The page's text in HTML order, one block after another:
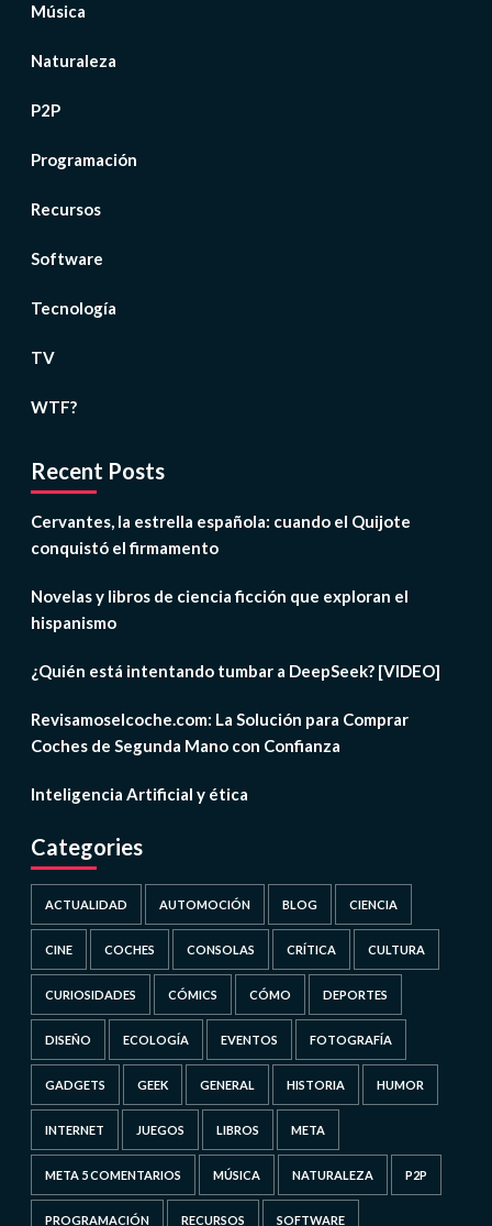
Música
Naturaleza
P2P
Programación
Recursos
Software
Tecnología
TV
WTF?
Recent Posts
Cervantes, la estrella española: cuando el Quijote
conquistó el firmamento
Novelas y libros de ciencia ficción que exploran el
hispanismo
¿Quién está intentando tumbar a DeepSeek? [VIDEO]
Revisamoselcoche.com: La Solución para Comprar
Coches de Segunda Mano con Confianza
Inteligencia Artificial y ética
Categories
ACTUALIDAD AUTOMOCIÓN BLOG CIENCIA
CINE COCHES CONSOLAS CRÍTICA CULTURA
CURIOSIDADES CÓMICS CÓMO DEPORTES
DISEÑO ECOLOGÍA EVENTOS FOTOGRAFÍA
GADGETS GEEK GENERAL HISTORIA HUMOR
INTERNET JUEGOS LIBROS META
META 5 COMENTARIOS MÚSICA NATURALEZA P2P
PROGRAMACIÓN RECURSOS SOFTWARE